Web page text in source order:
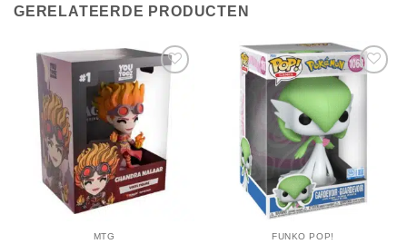
GERELATEERDE PRODUCTEN
MTG FUNKO POP!